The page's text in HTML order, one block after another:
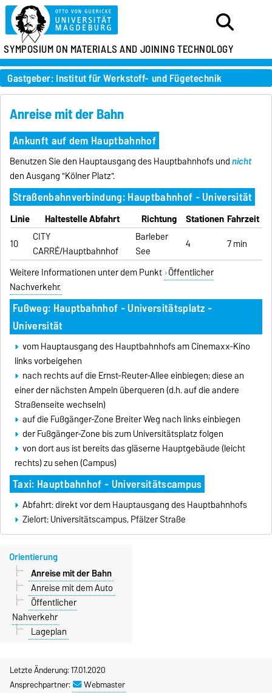
SYMPOSIUM ON MATERIALS AND JOINING TECHNOLOGY
Gastgeber: Institut für Werkstoff- und Fügetechnik
Anreise mit der Bahn
Ankunft auf dem Hauptbahnhof
Benutzen Sie den Hauptausgang des Hauptbahnhofs undnicht
den Ausgang "Kölner Platz".
Straßenbahnverbindung: Hauptbahnhof - Universität
Linie Haltestelle Abfahrt Richtung Stationen Fahrzeit
10
CITY
CARRÉ/Hauptbahnhof
Barleber
See
4
7 min
Weitere Informationen unter dem Punkt Öffentlicher
Nachverkehr.
Fußweg: Hauptbahnhof - Universitätsplatz -
Universität
vom Hauptausgang des Hauptbahnhofs am Cinemaxx-Kino
links vorbeigehen
nach rechts auf die Ernst-Reuter-Allee einbiegen; diese an
einer der nächsten Ampeln überqueren (d.h. auf die andere
Straßenseite wechseln)
auf die Fußgänger-Zone Breiter Weg nach links einbiegen
der Fußgänger-Zone bis zum Universitätsplatz folgen
von dort aus ist bereits das gläserne Hauptgebäude (leicht
rechts) zu sehen (Campus)
Taxi: Hauptbahnhof - Universitätscampus
Abfahrt: direkt vor dem Hauptausgang des Hauptbahnhofs
Zielort: Universitätscampus, Pfälzer Straße
Orientierung
Anreise mit der Bahn
Anreise mit dem Auto
Öffentlicher
Nahverkehr
Lageplan
Letzte Änderung: 17.01.2020
Ansprechpartner:
Webmaster